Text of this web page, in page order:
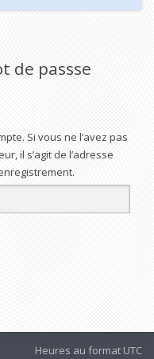
de passse
Si vous ne l’avez pas
il s’agit de l’adresse
Heures au format UTC